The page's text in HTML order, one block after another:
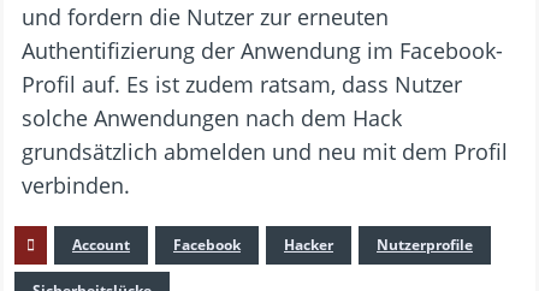
und fordern die Nutzer zur erneuten
Authentifizierung der Anwendung im Facebook-
Profil auf. Es ist zudem ratsam, dass Nutzer
solche Anwendungen nach dem Hack
grundsätzlich abmelden und neu mit dem Profil
verbinden.
Account Facebook Hacker Nutzerprofile